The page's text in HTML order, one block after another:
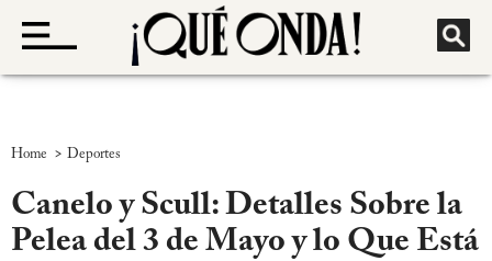
Home > Deportes
Canelo y Scull: Detalles Sobre la
Pelea del 3 de Mayo y lo Que Está